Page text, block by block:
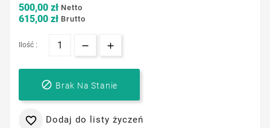
500,00 zł Netto
615,00 zł Brutto
Ilość :
 Brak Na Stanie
 Dodaj do listy życzeń